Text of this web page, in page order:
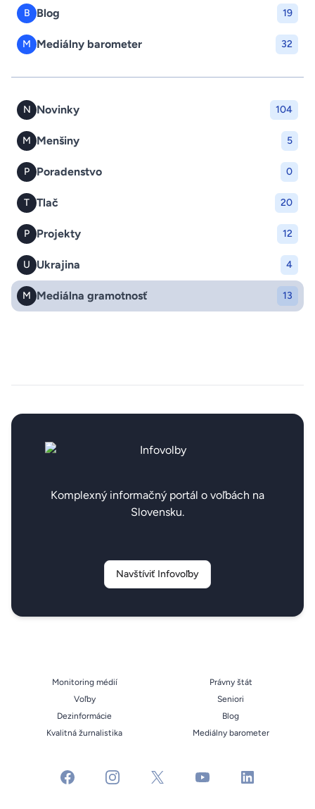
B Blog 19
M Mediálny barometer 32
N Novinky 104
M Menšiny 5
P Poradenstvo 0
T Tlač 20
P Projekty 12
U Ukrajina 4
M Mediálna gramotnosť 13
Komplexný informačný portál o voľbách na
Slovensku.
Navštíviť Infovoľby
Monitoring médií
Voľby
Dezinformácie
Kvalitná žurnalistika
Právny štát
Seniori
Blog
Mediálny barometer
facebook instagramx youtube linkedin